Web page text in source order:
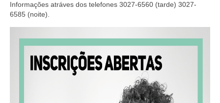
Informações atráves dos telefones 3027-6560 (tarde) 3027-
6585 (noite).